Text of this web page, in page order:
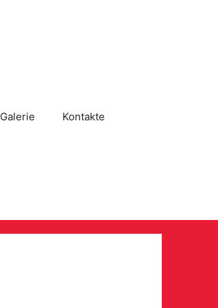
Galerie Kontakte